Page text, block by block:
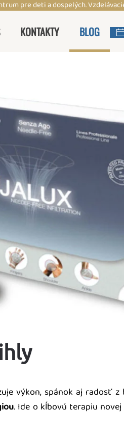
pre deti a dospelých.
KONTAKTY BLOG
výkon, spánok aj radosť z
. Ide o kĺbovú terapiu